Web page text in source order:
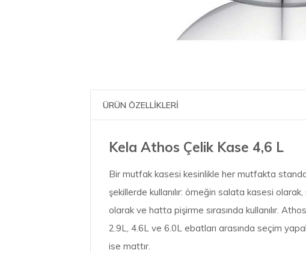
ÜRÜN ÖZELLİKLERİ
Kela Athos Çelik Kase 4,6 L
Bir mutfak kasesi kesinlikle her mutfakta
şekillerde kullanılır: örneğin salata kasesi
olarak ve hatta pişirme sırasında kullanılır.
2.9L, 4.6L ve 6.0L ebatları arasında seçim
ise mattır.